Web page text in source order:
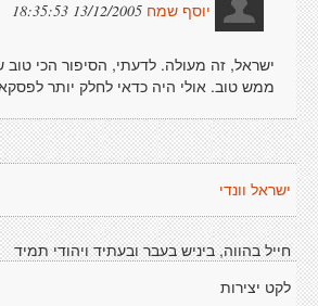
יוסף שמח 13/12/2005 18:35:53
ישראל, זה מעולה. לדעתי, הסיפור הכי
ממש טוב. אולי היה כדאי לחלק יותר
ישראל וונדי
חייל בהווה, ביניש בעבר ובעתיד ויהודי תמיד
לקט יצירות